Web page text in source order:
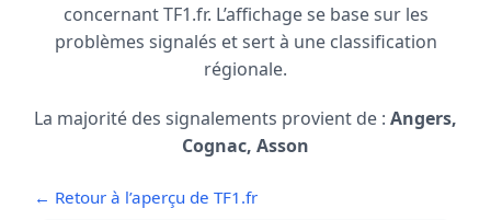
concernant TF1.fr. L’affichage se base sur les
problèmes signalés et sert à une classification
régionale.
La majorité des signalements provient de : Angers,
Cognac, Asson
← Retour à l’aperçu de TF1.fr